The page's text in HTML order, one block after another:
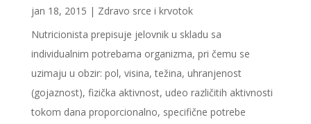
jan 18, 2015 | Zdravo srce i krvotok
Nutricionista prepisuje jelovnik u skladu sa
individualnim potrebama organizma, pri čemu se
uzimaju u obzir: pol, visina, težina, uhranjenost
(gojaznost), fizička aktivnost, udeo različitih aktivnosti
tokom dana proporcionalno, specifične potrebe